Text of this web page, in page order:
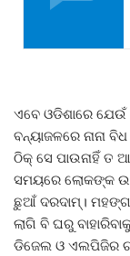
ଏବେ ଓଡିଶାରେ
ବନ୍ୟାଜଳରେ ନାନା
ଠିକ୍ ସେ ପାଉନାହିଁ ତ
ସମୟରେ ଲୋକଙ୍କ
ଛୁଆଁ ଦରଦାମ୍। ମହଙ୍ଗା
ଲାଗି ବି ଘରୁ
ଡିଜେଲ ଓ ଏଲପିଜିର